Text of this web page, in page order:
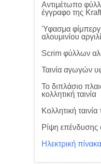
Αντιμέτωπο
έγγραφο της Kraft
Ύφασμα
αλουμινίου
Scrim φύλλων
Ταινία αγωγών
Το διπλάσιο
κολλητική ταινία
Κολλητική
Ρίψη επένδυσης
Ηλεκτρική